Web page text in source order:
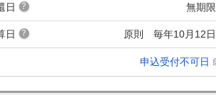
日 無期限
日 原則 毎年10月12日
申込受付不可日